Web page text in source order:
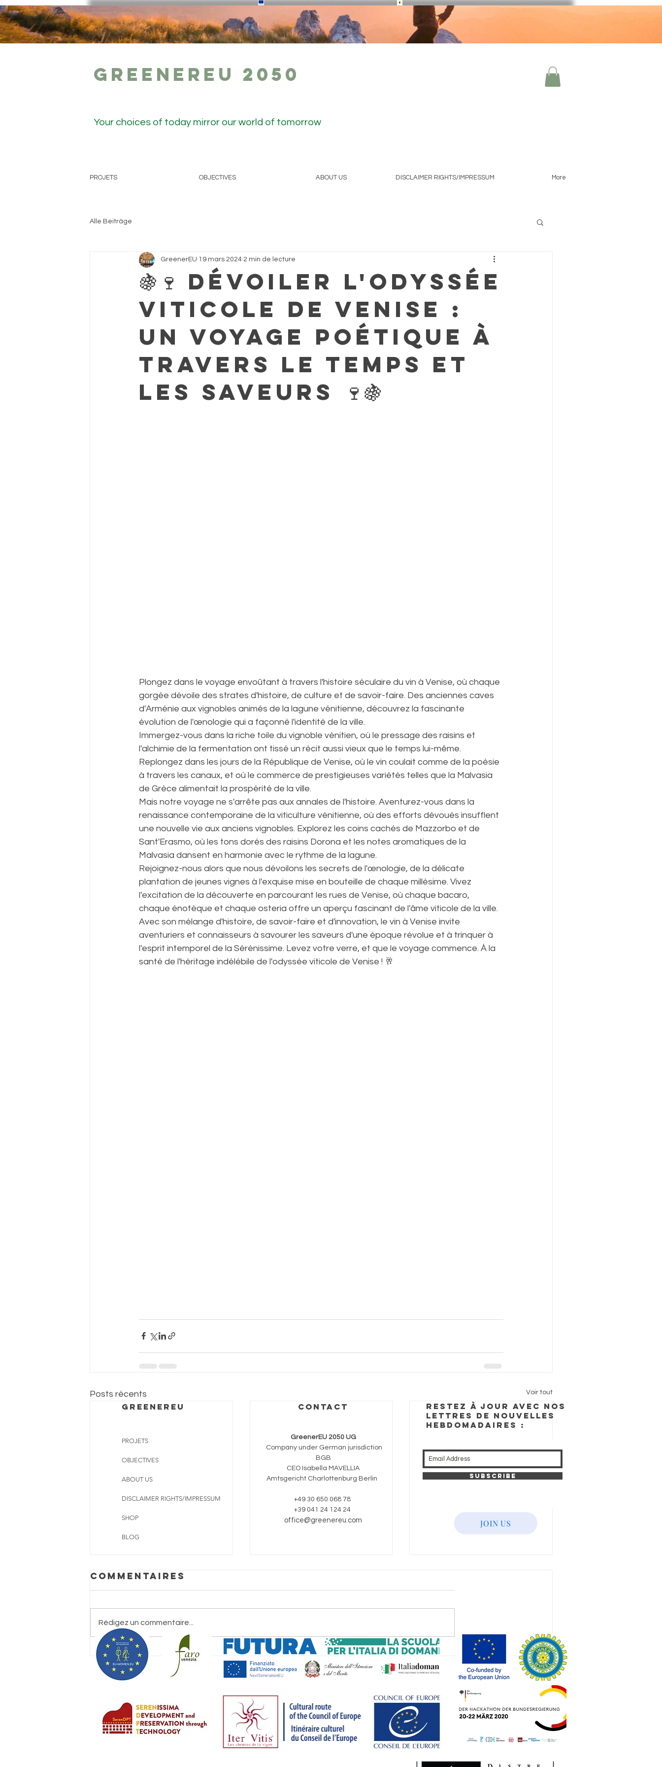
GreenerEU 2050
Your choices of today mirror our world of tomorrow
PROJETS OBJECTIVES ABOUT US DISCLAIMER RIGHTS/IMPRESSUM More
Alle Beiträge
🍇🍷 Dévoiler l'Odyssée
Viticole de Venise :
Un Voyage Poétique à
Travers le Temps et
les Saveurs 🍷🍇
GreenerEU 19 mars 2024 2 min de lecture
Plongez dans le voyage envoûtant à travers l'histoire séculaire du vin à Venise, où chaque
gorgée dévoile des strates d'histoire, de culture et de savoir-faire. Des anciennes caves
d'Arménie aux vignobles animés de la lagune vénitienne, découvrez la fascinante
évolution de l'œnologie qui a façonné l'identité de la ville.
Immergez-vous dans la riche toile du vignoble vénitien, où le pressage des raisins et
l'alchimie de la fermentation ont tissé un récit aussi vieux que le temps lui-même.
Replongez dans les jours de la République de Venise, où le vin coulait comme de la poésie
à travers les canaux, et où le commerce de prestigieuses variétés telles que la Malvasia
de Grèce alimentait la prospérité de la ville.
Mais notre voyage ne s'arrête pas aux annales de l'histoire. Aventurez-vous dans la
renaissance contemporaine de la viticulture vénitienne, où des efforts dévoués insufflent
une nouvelle vie aux anciens vignobles. Explorez les coins cachés de Mazzorbo et de
Sant'Erasmo, où les tons dorés des raisins Dorona et les notes aromatiques de la
Malvasia dansent en harmonie avec le rythme de la lagune.
Rejoignez-nous alors que nous dévoilons les secrets de l'œnologie, de la délicate
plantation de jeunes vignes à l'exquise mise en bouteille de chaque millésime. Vivez
l'excitation de la découverte en parcourant les rues de Venise, où chaque bacaro,
chaque énotèque et chaque osteria offre un aperçu fascinant de l'âme viticole de la ville.
Avec son mélange d'histoire, de savoir-faire et d'innovation, le vin à Venise invite
aventuriers et connaisseurs à savourer les saveurs d'une époque révolue et à trinquer à
l'esprit intemporel de la Sérénissime. Levez votre verre, et que le voyage commence. À la
santé de l'héritage indélébile de l'odyssée viticole de Venise ! 🥂
Posts récents Voir tout
Biennale de
Venise :
Événements
2026
Pourquoi
chaque
visiteur a
carte de la
Biennale de
Venise
Itinéraire
d'une journée
à la Biennale
de Venise
Commentaires
Rédigez un commentaire...
Greenereu
PROJETS
OBJECTIVES
ABOUT US
DISCLAIMER RIGHTS/IMPRESSUM
SHOP
BLOG
CONTACT
GreenerEU 2050 UG
Company under German jurisdiction
BGB
CEO Isabella MAVELLIA
Amtsgericht Charlottenburg Berlin
+49 30 650 068 78
+39 041 24 124 24
office@greenereu.com
RESTEZ À JOUR AVEC NOS
LETTRES DE NOUVELLES
HEBDOMADAIRES :
Subscribe
JOIN US